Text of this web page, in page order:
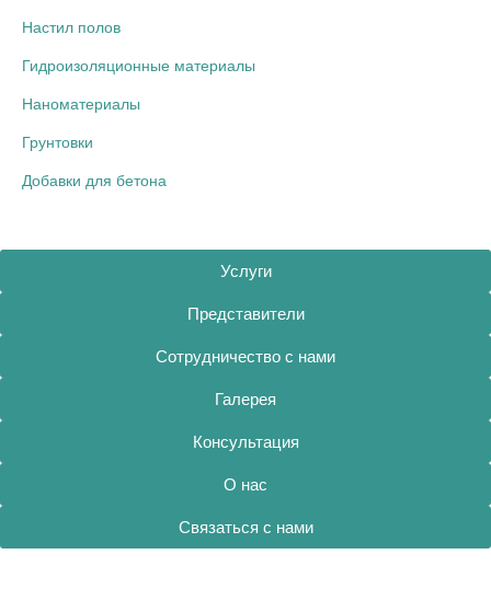
Настил полов
Гидроизоляционные материалы
Наноматериалы
Грунтовки
Добавки для бетона
Услуги
Представители
Сотрудничество с нами
Галерея
Консультация
О нас
Связаться с нами